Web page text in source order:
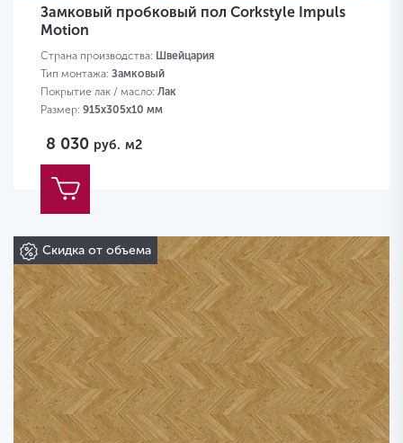
Замковый пробковый пол Corkstyle Impuls
Motion
Страна производства: Швейцария
Тип монтажа: Замковый
Покрытие лак / масло: Лак
Размер: 915х305х10 мм
8 030 руб. м2
Скидка от объема